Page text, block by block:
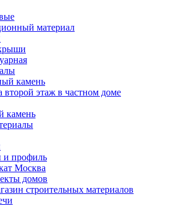
материал
камень
этаж в частном доме
камень
и профиль
Москва
домов
строительных материалов